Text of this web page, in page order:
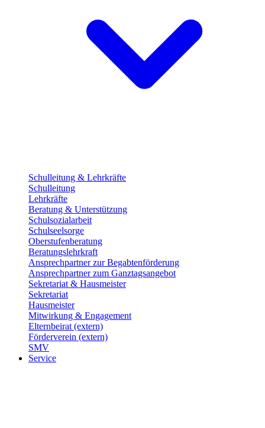
Schulleitung & Lehrkräfte
Schulleitung
Lehrkräfte
Beratung & Unterstützung
Schulsozialarbeit
Schulseelsorge
Oberstufenberatung
Beratungslehrkraft
Ansprechpartner zur Begabtenförderung
Ansprechpartner zum Ganztagsangebot
Sekretariat & Hausmeister
Sekretariat
Hausmeister
Mitwirkung & Engagement
Elternbeirat (extern)
Förderverein (extern)
SMV
Service